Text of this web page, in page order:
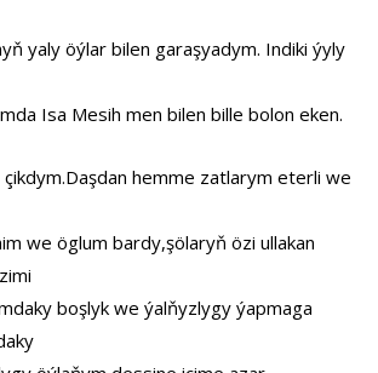
yaly öýlar bilen garaşyadym. Indiki ýyly
Isa Mesih men bilen bille bolon eken.
çikdym.Daşdan hemme zatlarym eterli we
we öglum bardy,şölaryň özi ullakan
boşlyk we ýalňyzlygy ýapmaga